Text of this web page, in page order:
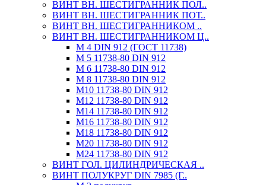
ВИНТ ВН. ШЕСТИГРАННИК ПОЛ..
ВИНТ ВН. ШЕСТИГРАННИК ПОТ..
ВИНТ ВН. ШЕСТИГРАННИКОМ ..
ВИНТ ВН. ШЕСТИГРАННИКОМ Ц..
М 4 DIN 912 (ГОСТ 11738)
М 5 11738-80 DIN 912
М 6 11738-80 DIN 912
М 8 11738-80 DIN 912
М10 11738-80 DIN 912
М12 11738-80 DIN 912
М14 11738-80 DIN 912
М16 11738-80 DIN 912
М18 11738-80 DIN 912
М20 11738-80 DIN 912
М24 11738-80 DIN 912
ВИНТ ГОЛ. ЦИЛИНДРИЧЕСКАЯ ..
ВИНТ ПОЛУКРУГ DIN 7985 (Г..